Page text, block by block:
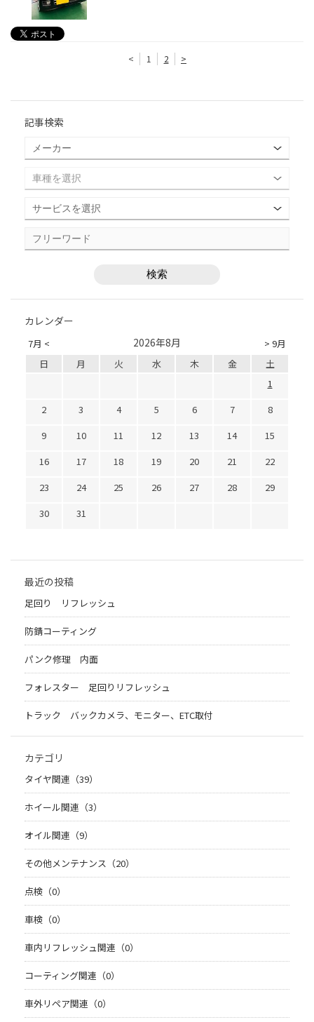
< 1 2 >
記事検索
カレンダー
7月 < > 9月
2026年8月
日 月 火 水 木 金
土
1
2
3 4 5 6 7
8
9
10 11 12 13 14
15
16
17 18 19 20 21
22
23
24 25 26 27 28
29
30
31
最近の投稿
足回り リフレッシュ
防錆コーティング
パンク修理 内面
フォレスター 足回りリフレッシュ
トラック バックカメラ、モニター、ETC取付
カテゴリ
タイヤ関連（39）
ホイール関連（3）
オイル関連（9）
その他メンテナンス（20）
点検（0）
車検（0）
車内リフレッシュ関連（0）
コーティング関連（0）
車外リペア関連（0）